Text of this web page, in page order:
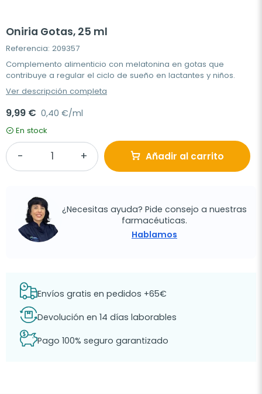
Oniria Gotas, 25 ml
Referencia: 209357
Complemento alimenticio con melatonina en gotas que
contribuye a regular el ciclo de sueño en lactantes y niños.
Ver descripción completa
9,99 € 0,40 €/ml
En stock
Añadir al carrito
¿Necesitas ayuda? Pide consejo a nuestras
farmacéuticas.
Hablamos
Envíos gratis en pedidos +65€
Devolución en 14 días laborables
Pago 100% seguro garantizado